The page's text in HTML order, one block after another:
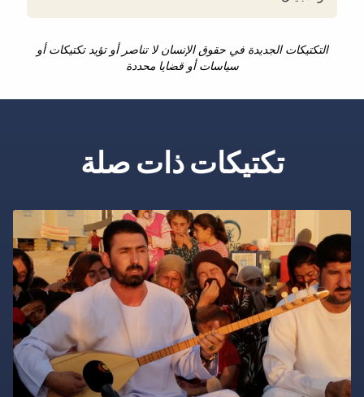
التكتيكات الجديدة في حقوق الإنسان لا تناصر أو تؤيد تكتيكات أو
سياسات أو قضايا محددة
تكتيكات ذات صلة